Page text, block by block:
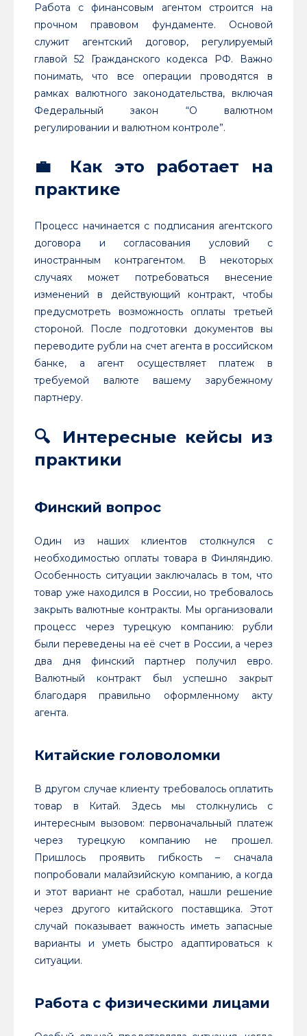
Работа с финансовым агентом строится на
прочном правовом фундаменте. Основой
служит агентский договор, регулируемый
главой 52 Гражданского кодекса РФ. Важно
понимать, что все операции проводятся в
рамках валютного законодательства, включая
Федеральный закон “О валютном
регулировании и валютном контроле”.
💼 Как это работает на
практике
Процесс начинается с подписания агентского
договора и согласования условий с
иностранным контрагентом. В некоторых
случаях может потребоваться внесение
изменений в действующий контракт, чтобы
предусмотреть возможность оплаты третьей
стороной. После подготовки документов вы
переводите рубли на счет агента в российском
банке, а агент осуществляет платеж в
требуемой валюте вашему зарубежному
партнеру.
🔍 Интересные кейсы из
практики
Финский вопрос
Один из наших клиентов столкнулся с
необходимостью оплаты товара в Финляндию.
Особенность ситуации заключалась в том, что
товар уже находился в России, но требовалось
закрыть валютные контракты. Мы организовали
процесс через турецкую компанию: рубли
были переведены на её счет в России, а через
два дня финский партнер получил евро.
Валютный контракт был успешно закрыт
благодаря правильно оформленному акту
агента.
Китайские головоломки
В другом случае клиенту требовалось оплатить
товар в Китай. Здесь мы столкнулись с
интересным вызовом: первоначальный платеж
через турецкую компанию не прошел.
Пришлось проявить гибкость – сначала
попробовали малайзийскую компанию, а когда
и этот вариант не сработал, нашли решение
через другого китайского поставщика. Этот
случай показывает важность иметь запасные
варианты и уметь быстро адаптироваться к
ситуации.
Работа с физическими лицами